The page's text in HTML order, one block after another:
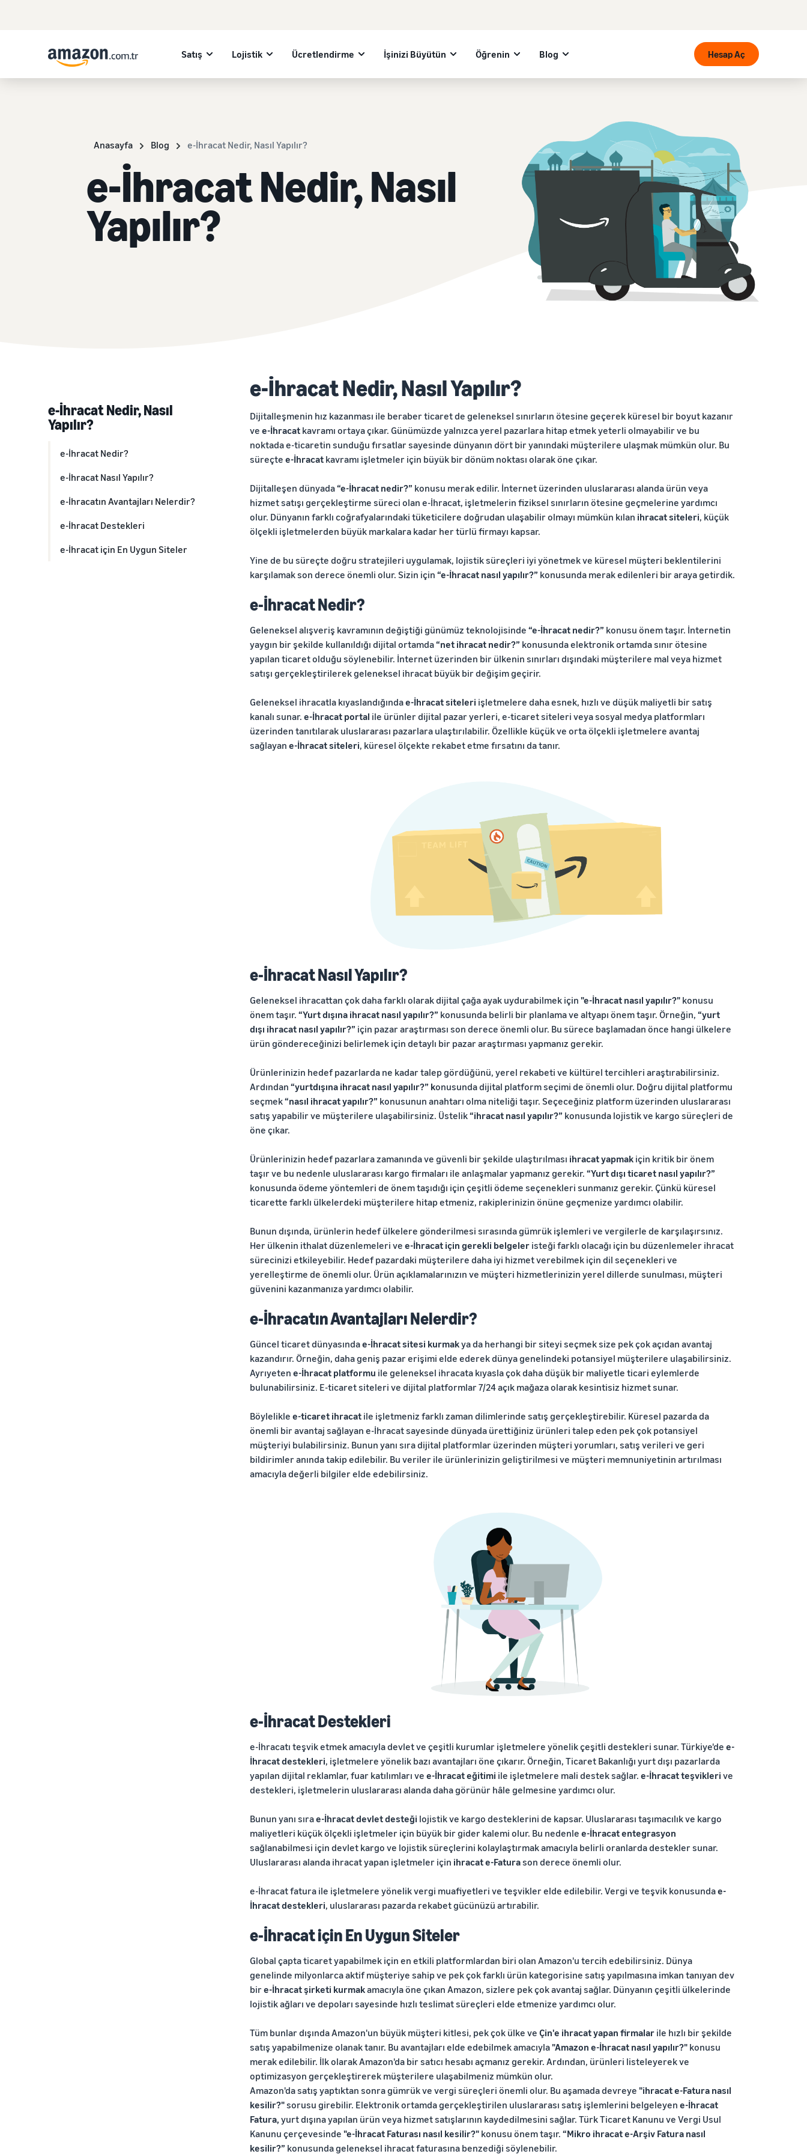
Satış Lojistik Ücretlendirme İşinizi Büyütün Öğrenin Blog Hesap Aç
Anasayfa Blog e-İhracat Nedir, Nasıl Yapılır?
e-İhracat Nedir, Nasıl
Yapılır?
e-İhracat Nedir, Nasıl
Yapılır?
e-İhracat Nedir?
e-İhracat Nasıl Yapılır?
e-İhracatın Avantajları Nelerdir?
e-İhracat Destekleri
e-İhracat için En Uygun Siteler
e-İhracat Nedir, Nasıl Yapılır?
Dijitalleşmenin hız kazanması ile beraber ticaret de geleneksel sınırların ötesine geçerek küresel bir boyut kazanır
ve e-İhracat kavramı ortaya çıkar. Günümüzde yalnızca yerel pazarlara hitap etmek yeterli olmayabilir ve bu
noktada e-ticaretin sunduğu fırsatlar sayesinde dünyanın dört bir yanındaki müşterilere ulaşmak mümkün olur. Bu
süreçte e-İhracat kavramı işletmeler için büyük bir dönüm noktası olarak öne çıkar.
Dijitalleşen dünyada“e-İhracat nedir?” konusu merak edilir. İnternet üzerinden uluslararası alanda ürün veya
hizmet satışı gerçekleştirme süreci olan e-İhracat, işletmelerin fiziksel sınırların ötesine geçmelerine yardımcı
olur. Dünyanın farklı coğrafyalarındaki tüketicilere doğrudan ulaşabilir olmayı mümkün kılan ihracat siteleri, küçük
ölçekli işletmelerden büyük markalara kadar her türlü firmayı kapsar.
Yine de bu süreçte doğru stratejileri uygulamak, lojistik süreçleri iyi yönetmek ve küresel müşteri beklentilerini
karşılamak son derece önemli olur. Sizin için “e-İhracat nasıl yapılır?” konusunda merak edilenleri bir araya getirdik.
e-İhracat Nedir?
Geleneksel alışveriş kavramının değiştiği günümüz teknolojisinde “e-İhracat nedir?” konusu önem taşır. İnternetin
yaygın bir şekilde kullanıldığı dijital ortamda“net ihracat nedir?” konusunda elektronik ortamda sınır ötesine
yapılan ticaret olduğu söylenebilir. İnternet üzerinden bir ülkenin sınırları dışındaki müşterilere mal veya hizmet
satışı gerçekleştirilerek geleneksel ihracat büyük bir değişim geçirir.
Geleneksel ihracatla kıyaslandığındae-İhracat siteleri işletmelere daha esnek, hızlı ve düşük maliyetli bir satış
kanalı sunar. e-İhracat portal ile ürünler dijital pazar yerleri, e-ticaret siteleri veya sosyal medya platformları
üzerinden tanıtılarak uluslararası pazarlara ulaştırılabilir. Özellikle küçük ve orta ölçekli işletmelere avantaj
sağlayan e-İhracat siteleri, küresel ölçekte rekabet etme fırsatını da tanır.
e-İhracat Nasıl Yapılır?
Geleneksel ihracattan çok daha farklı olarak dijital çağa ayak uydurabilmek için "e-İhracat nasıl yapılır?" konusu
önem taşır. “Yurt dışına ihracat nasıl yapılır?” konusunda belirli bir planlama ve altyapı önem taşır. Örneğin, “yurt
dışı ihracat nasıl yapılır?” için pazar araştırması son derece önemli olur. Bu sürece başlamadan önce hangi ülkelere
ürün göndereceğinizi belirlemek için detaylı bir pazar araştırması yapmanız gerekir.
Ürünlerinizin hedef pazarlarda ne kadar talep gördüğünü, yerel rekabeti ve kültürel tercihleri araştırabilirsiniz.
Ardından “yurtdışına ihracat nasıl yapılır?” konusunda dijital platform seçimi de önemli olur. Doğru dijital platformu
seçmek“nasıl ihracat yapılır?” konusunun anahtarı olma niteliği taşır. Seçeceğiniz platform üzerinden uluslararası
satış yapabilir ve müşterilere ulaşabilirsiniz. Üstelik“ihracat nasıl yapılır?” konusunda lojistik ve kargo süreçleri de
öne çıkar.
Ürünlerinizin hedef pazarlara zamanında ve güvenli bir şekilde ulaştırılması ihracat yapmak için kritik bir önem
taşır ve bu nedenle uluslararası kargo firmaları ile anlaşmalar yapmanız gerekir. “Yurt dışı ticaret nasıl yapılır?”
konusunda ödeme yöntemleri de önem taşıdığı için çeşitli ödeme seçenekleri sunmanız gerekir. Çünkü küresel
ticarette farklı ülkelerdeki müşterilere hitap etmeniz, rakiplerinizin önüne geçmenize yardımcı olabilir.
Bunun dışında, ürünlerin hedef ülkelere gönderilmesi sırasında gümrük işlemleri ve vergilerle de karşılaşırsınız.
Her ülkenin ithalat düzenlemeleri ve e-İhracat için gerekli belgeler isteği farklı olacağı için bu düzenlemeler ihracat
sürecinizi etkileyebilir. Hedef pazardaki müşterilere daha iyi hizmet verebilmek için dil seçenekleri ve
yerelleştirme de önemli olur. Ürün açıklamalarınızın ve müşteri hizmetlerinizin yerel dillerde sunulması, müşteri
güvenini kazanmanıza yardımcı olabilir.
e-İhracatın Avantajları Nelerdir?
Güncel ticaret dünyasındae-İhracat sitesi kurmakya da herhangi bir siteyi seçmek size pek çok açıdan avantaj
kazandırır. Örneğin, daha geniş pazar erişimi elde ederek dünya genelindeki potansiyel müşterilere ulaşabilirsiniz.
Ayrıyeten e-İhracat platformu ile geleneksel ihracata kıyasla çok daha düşük bir maliyetle ticari eylemlerde
bulunabilirsiniz. E-ticaret siteleri ve dijital platformlar 7/24 açık mağaza olarak kesintisiz hizmet sunar.
Böylelikle e-ticaret ihracat ile işletmeniz farklı zaman dilimlerinde satış gerçekleştirebilir. Küresel pazarda da
önemli bir avantaj sağlayan e-İhracat sayesinde dünyada ürettiğiniz ürünleri talep eden pek çok potansiyel
müşteriyi bulabilirsiniz. Bunun yanı sıra dijital platformlar üzerinden müşteri yorumları, satış verileri ve geri
bildirimler anında takip edilebilir. Bu veriler ile ürünlerinizin geliştirilmesi ve müşteri memnuniyetinin artırılması
amacıyla değerli bilgiler elde edebilirsiniz.
e-İhracat Destekleri
e-İhracatı teşvik etmek amacıyla devlet ve çeşitli kurumlar işletmelere yönelik çeşitli destekleri sunar. Türkiye'de e-
İhracat destekleri, işletmelere yönelik bazı avantajları öne çıkarır. Örneğin, Ticaret Bakanlığı yurt dışı pazarlarda
yapılan dijital reklamlar, fuar katılımları ve e-İhracat eğitimi ile işletmelere mali destek sağlar. e-İhracat teşvikleri ve
destekleri, işletmelerin uluslararası alanda daha görünür hâle gelmesine yardımcı olur.
Bunun yanı sırae-İhracat devlet desteği lojistik ve kargo desteklerini de kapsar. Uluslararası taşımacılık ve kargo
maliyetleri küçük ölçekli işletmeler için büyük bir gider kalemi olur. Bu nedenle e-İhracat entegrasyon
sağlanabilmesi için devlet kargo ve lojistik süreçlerini kolaylaştırmak amacıyla belirli oranlarda destekler sunar.
Uluslararası alanda ihracat yapan işletmeler için ihracat e-Faturason derece önemli olur.
e-İhracat fatura ile işletmelere yönelik vergi muafiyetleri ve teşvikler elde edilebilir. Vergi ve teşvik konusundae-
İhracat destekleri, uluslararası pazarda rekabet gücünüzü artırabilir.
e-İhracat için En Uygun Siteler
Global çapta ticaret yapabilmek için en etkili platformlardan biri olan Amazon'u tercih edebilirsiniz. Dünya
genelinde milyonlarca aktif müşteriye sahip ve pek çok farklı ürün kategorisine satış yapılmasına imkan tanıyan dev
bir e-İhracat şirketi kurmakamacıyla öne çıkan Amazon, sizlere pek çok avantaj sağlar. Dünyanın çeşitli ülkelerinde
lojistik ağları ve depoları sayesinde hızlı teslimat süreçleri elde etmenize yardımcı olur.
Tüm bunlar dışında Amazon'un büyük müşteri kitlesi, pek çok ülke ve Çin'e ihracat yapan firmalar ile hızlı bir şekilde
satış yapabilmenize olanak tanır. Bu avantajları elde edebilmek amacıyla"Amazon e-İhracat nasıl yapılır?" konusu
merak edilebilir. İlk olarak Amazon'da bir satıcı hesabı açmanız gerekir. Ardından, ürünleri listeleyerek ve
optimizasyon gerçekleştirerek müşterilere ulaşabilmeniz mümkün olur.
Amazon'da satış yaptıktan sonra gümrük ve vergi süreçleri önemli olur. Bu aşamada devreye "ihracat e-Fatura nasıl
kesilir?"sorusu girebilir. Elektronik ortamda gerçekleştirilen uluslararası satış işlemlerini belgeleyen e-İhracat
Fatura, yurt dışına yapılan ürün veya hizmet satışlarının kaydedilmesini sağlar. Türk Ticaret Kanunu ve Vergi Usul
Kanunu çerçevesinde "e-İhracat Faturası nasıl kesilir?" konusu önem taşır. “Mikro ihracat e-Arşiv Fatura nasıl
kesilir?” konusunda geleneksel ihracat faturasına benzediği söylenebilir.